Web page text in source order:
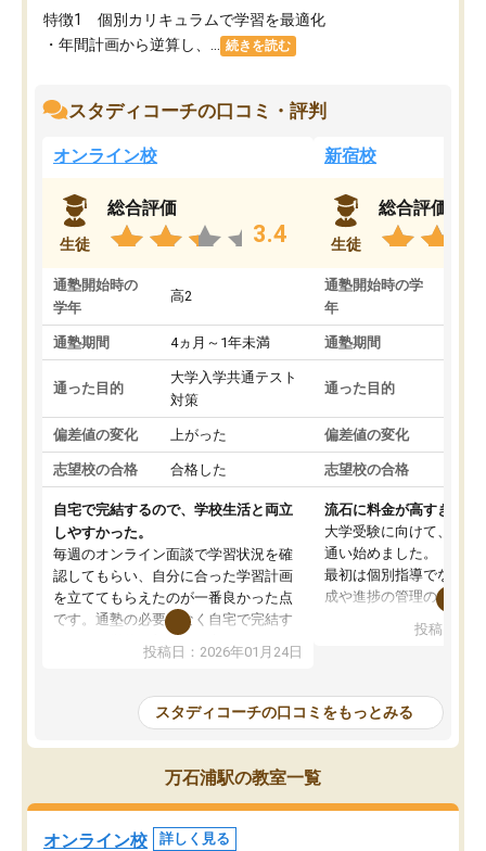
特徴1 個別カリキュラムで学習を最適化
・年間計画から逆算し、...
続きを読む
スタディコーチの口コミ・評判
オンライン校
生徒
総合評価
3.4
通塾開始時の
学年
高2
通塾期間 4ヵ月～1年未満
通った目的
大学入学共通テスト
対策
偏差値の変化 上がった
志望校の合格 合格した
自宅で完結するので、学校生活と両立
しやすかった。
毎週のオンライン面談で学習状況を確
認してもらい、自分に合った学習計画
を立ててもらえたのが一番良かった点
です。通塾の必要がなく自宅で完結す
たです。コーチが現役大学生で相談し
安も気軽に話せました。勉強習慣が身
についたと感じています。また、チャ
ットで質問できるのも便利でした。一
人では迷いがちだった受験勉強を、最
だと思います。
投稿日：2026年01月24日
新宿校
生徒
総合評価
通塾開始時の学
年
通塾期間
通った目的
偏差値の変化
志望校の合格
流石に料金が高すぎる
大学受験に向けて、高2
通い始めました。
最初は個別指導でなく、
成や進捗の管理のみのコ
じ個別指導コースに変更
性が良くなかったです。
モチベーションが上がら
にやめてしまいました。
の方の予定が空いていな
投稿日：
スタディコーチの口コミをもっとみる
万石浦駅の教室一覧
オンライン校 詳しく見る